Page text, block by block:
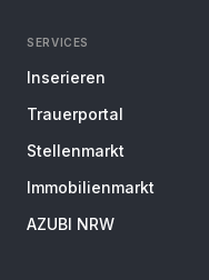
SERVICES
Inserieren
Trauerportal
Stellenmarkt
Immobilienmarkt
AZUBI NRW